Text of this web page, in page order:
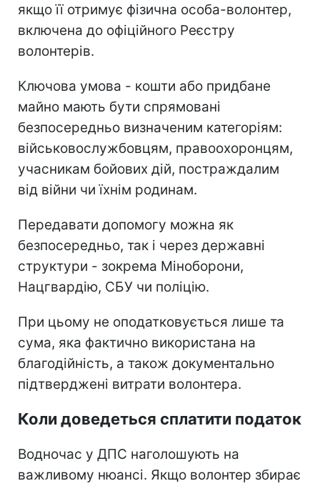
якщо її отримує фізична особа-волонтер,
включена до офіційного Реєстру
волонтерів.
Ключова умова - кошти або придбане
майно мають бути спрямовані
безпосередньо визначеним категоріям:
військовослужбовцям, правоохоронцям,
учасникам бойових дій, постраждалим
від війни чи їхнім родинам.
Передавати допомогу можна як
безпосередньо, так і через державні
структури - зокрема Міноборони,
Нацгвардію, СБУ чи поліцію.
При цьому не оподатковується лише та
сума, яка фактично використана на
благодійність, а також документально
підтверджені витрати волонтера.
Коли доведеться сплатити податок
Водночас у ДПС наголошують на
важливому нюансі. Якщо волонтер збирає